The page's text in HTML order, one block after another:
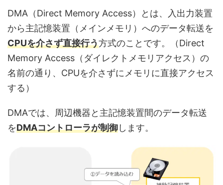
DMA（Direct Memory Access）とは、入出力装置
から主記憶装置（メインメモリ）へのデータ転送を
CPUを介さず直接行う方式のことです。（Direct
Memory Access（ダイレクトメモリアクセス）の
名前の通り、CPUを介さずにメモリに直接アクセス
する）
DMAでは、周辺機器と主記憶装置間のデータ転送
をDMAコントローラが制御します。